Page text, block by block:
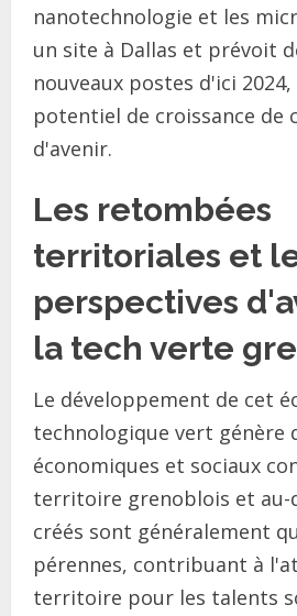
nanotechnologie et les
un site à Dallas et prévoit
nouveaux postes d'ici
potentiel de croissance de
d'avenir.
Les retombées
territoriales et
perspectives
la tech verte
Le développement de cet
technologique vert génère
économiques et sociaux
territoire grenoblois et au-
créés sont généralement
pérennes, contribuant à
territoire pour les talents